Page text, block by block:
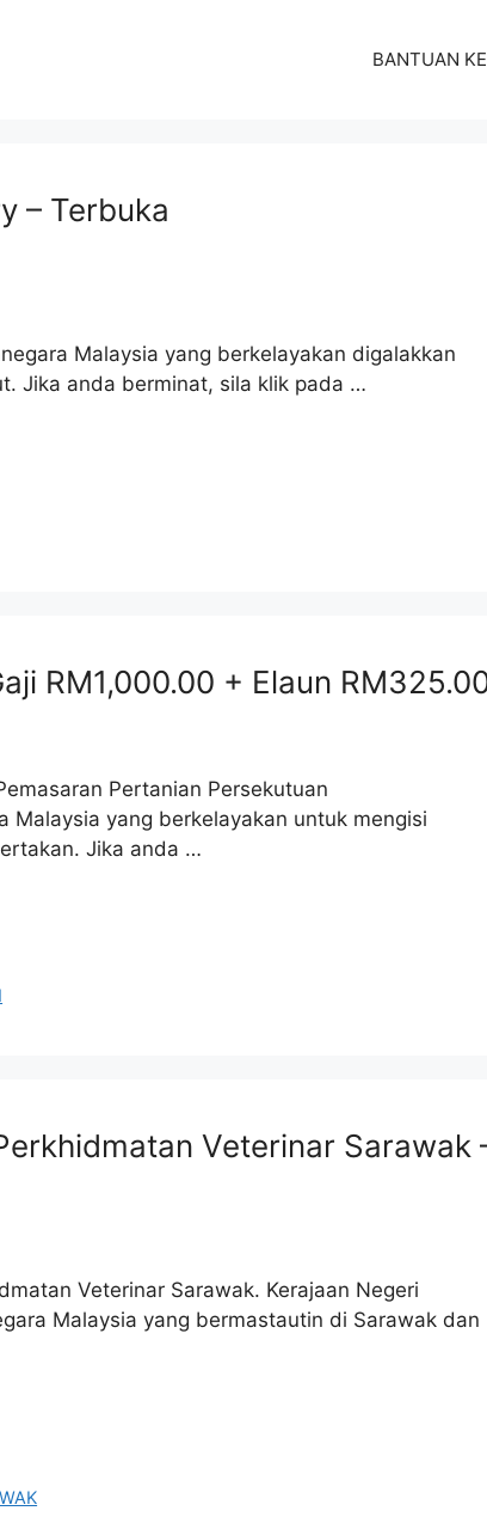
BANTUAN
– Terbuka
Malaysia yang berkelayakan digalakkan
Jika anda berminat, sila klik pada …
RM1,000.00 + Elaun
Pertanian Persekutuan
Malaysia yang berkelayakan untuk mengisi
Jika anda …
Veterinar Sarawak
Veterinar Sarawak. Kerajaan Negeri
Malaysia yang bermastautin di Sarawak dan